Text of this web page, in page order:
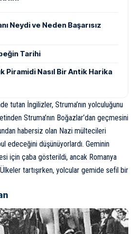
Neydi ve Neden Başarısız
Tarihi
Piramidi Nasıl Bir Antik Harika
tutan İngilizler, Struma’nın yolculuğunu
Struma’nın Boğazlar’dan geçmesini
habersiz olan Nazi mültecileri
edeceğini düşünüyorlardı. Geminin
için çaba gösterildi, ancak Romanya
tartışırken, yolcular gemide sefil bir